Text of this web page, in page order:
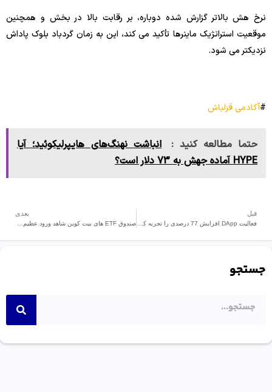
نرخ هش بالاتر گزارش شده دوباره، بر رقابت بالا در بخش و همچنین
موقعیت استراتژیک ماینرها تأکید می کند، این به زمان گردباد بلوک پاداش
نزدیکتر می شود.
#آکادمی قزلباش
حتما مطالعه کنید :
انباشت نهنگ‌های هایپرلیکوئید؛ آیا
HYPE آماده جهش به 73 دلار است؟
قبل بعدی
جستجو